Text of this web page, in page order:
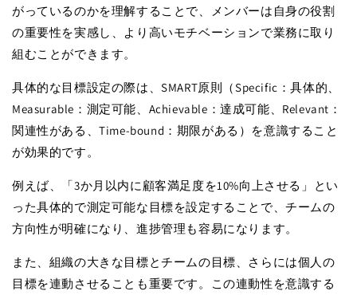
がっているのかを理解することで、メンバーは自身の役割
の重要性を実感し、より高いモチベーションで業務に取り
組むことができます。
具体的な目標設定の際は、SMART原則（Specific：具体的、
Measurable：測定可能、Achievable：達成可能、Relevant：
関連性がある、Time-bound：期限がある）を意識すること
が効果的です。
例えば、「3か月以内に顧客満足度を10%向上させる」とい
った具体的で測定可能な目標を設定することで、チームの
方向性が明確になり、進捗管理も容易になります。
また、組織の大きな目標とチームの目標、さらには個人の
目標を連動させることも重要です。この連動性を意識する